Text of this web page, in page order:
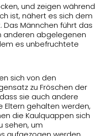
und zeigen während
ist, nähert es sich dem
Das Männchen führt das
anderen abgelegenen
es unbefruchtete
sich von den
zu Fröschen der
sie auch andere
Eltern gehalten werden,
die Kaulquappen sich
sehen, um